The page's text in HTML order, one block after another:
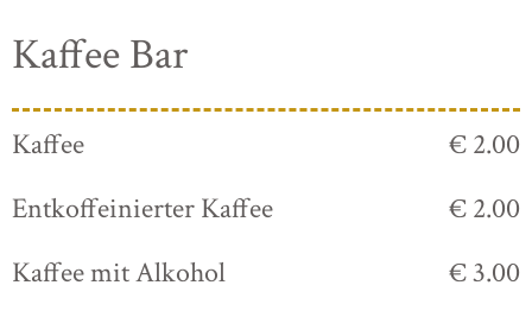
Kaffee Bar
Kaffee
€ 2.00
Entkoffeinierter Kaffee
€ 2.00
Kaffee mit Alkohol
€ 3.00